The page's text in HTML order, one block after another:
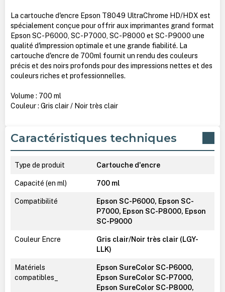
La cartouche d'encre Epson T8049 UltraChrome HD/HDX est
spécialement conçue pour offrir aux imprimantes grand format
Epson SC-P6000, SC-P7000, SC-P8000 et SC-P9000 une
qualité d'impression optimale et une grande fiabilité. La
cartouche d'encre de 700ml fournit un rendu des couleurs
précis et des noirs profonds pour des impressions nettes et des
couleurs riches et professionnelles.
Volume : 700 ml
Couleur : Gris clair / Noir très clair
Caractéristiques techniques
Type de produit Cartouche d'encre
Capacité (en ml) 700 ml
Compatibilité
Epson SC-P6000, Epson SC-
P7000, Epson SC-P8000, Epson
SC-P9000
Couleur Encre
Gris clair/Noir très clair (LGY-
LLK)
Matériels
compatibles_
Epson SureColor SC-P6000,
Epson SureColor SC-P7000,
Epson SureColor SC-P8000,